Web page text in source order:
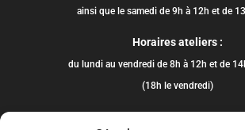
ainsi que le samedi de 9h à 12h et de
Horaires ateliers :
du lundi au vendredi de 8h à 12h et de
(18h le vendredi)